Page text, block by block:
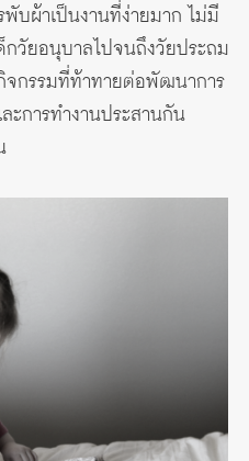
บผ้าเป็นงานที่ง่ายมาก ไม่มี
วัยอนุบาลไปจนถึงวัยประถม
จกรรมที่ท้าทายต่อพัฒนาการ
ะการทำงานประสานกัน